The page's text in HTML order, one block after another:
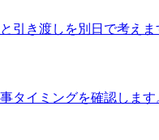
引き渡しを別日で考えま
タイミングを確認します